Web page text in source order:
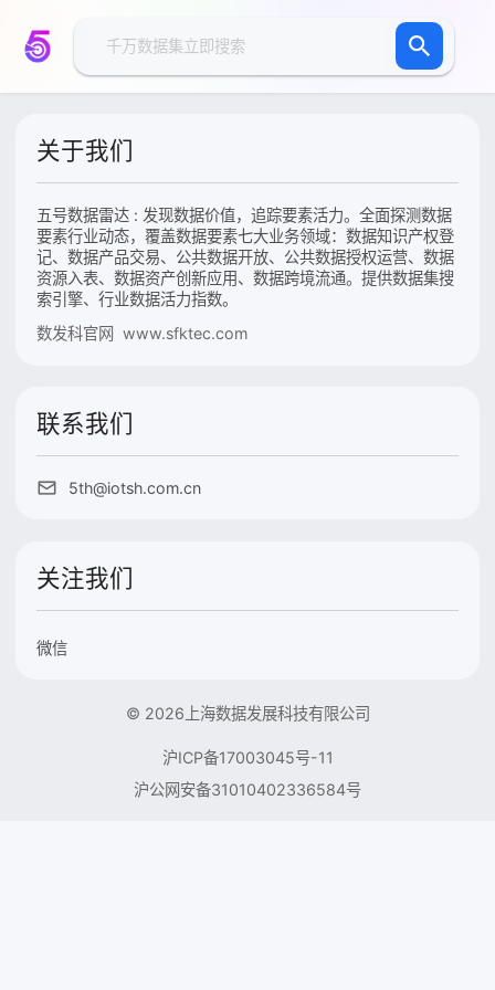
关于我们
五号数据雷达 : 发现数据价值，追踪要素活力。全面探测数据
要素行业动态，覆盖数据要素七大业务领域：数据知识产权登
记、数据产品交易、公共数据开放、公共数据授权运营、数据
资源入表、数据资产创新应用、数据跨境流通。提供数据集搜
索引擎、行业数据活力指数。
数发科官网 www.sfktec.com
联系我们
5th@iotsh.com.cn
关注我们
微信
© 2026上海数据发展科技有限公司
沪ICP备17003045号-11
沪公网安备31010402336584号